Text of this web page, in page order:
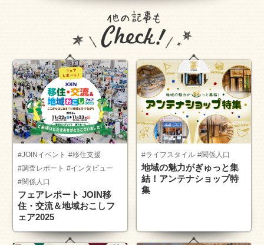
#JOINイベント #移住支援
#調査レポート #インタビュー
#関係人口
フェアレポート JOIN移
住・交流＆地域おこしフ
ェア2025
#ライフスタイル #関係人口
地域の魅力がぎゅっと集
結！アンテナショップ特
集